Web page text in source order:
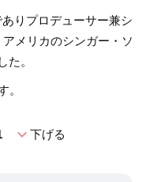
りプロデューサー兼シ
メリカのシンガー・ソ
た。
。
expand_more下げる